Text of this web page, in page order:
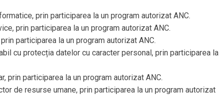
prin participarea la un program autorizat ANC.
prin participarea la un program autorizat ANC.
participarea la un program autorizat ANC.
cu protecția datelor cu caracter personal, prin participarea la
prin participarea la un program autorizat ANC.
de resurse umane, prin participarea la un program autorizat